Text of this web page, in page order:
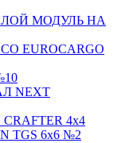
МОДУЛЬ НА
EUROCARGO
NEXT
4х4
6х6 №2